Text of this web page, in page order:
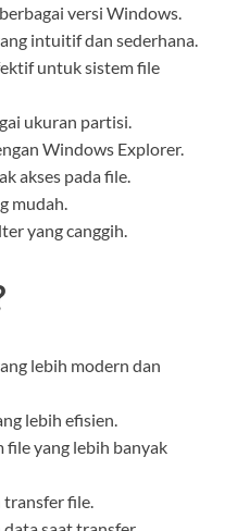
versi Windows.
intuitif dan sederhana.
untuk sistem file
ukuran partisi.
Windows Explorer.
akses pada file.
mudah.
yang canggih.
lebih modern dan
lebih efisien.
yang lebih banyak
file.